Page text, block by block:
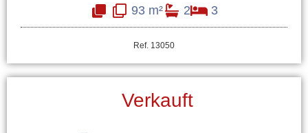
93 m² 2 3
Ref. 13050
Verkauft